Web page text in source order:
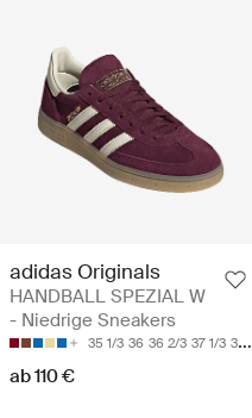
adidas Originals
HANDBALL SPEZIAL W
- Niedrige Sneakers
35 1/3 36 36 2/3 37 1/3 38
ab 110 €